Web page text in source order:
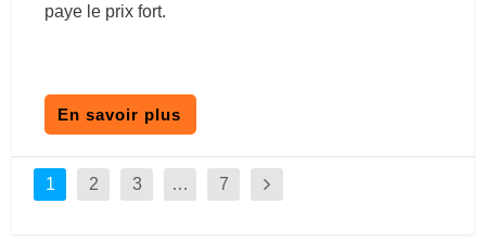
paye le prix fort.
En savoir plus
1 2 3 … 7